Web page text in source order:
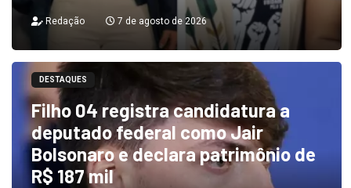
Redação 7 de agosto de 2026
DESTAQUES
Filho 04 registra candidatura a
deputado federal como Jair
Bolsonaro e declara patrimônio de
R$ 187 mil